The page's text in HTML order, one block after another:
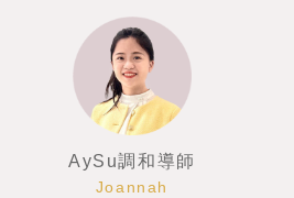
AySu調和導師
Joannah